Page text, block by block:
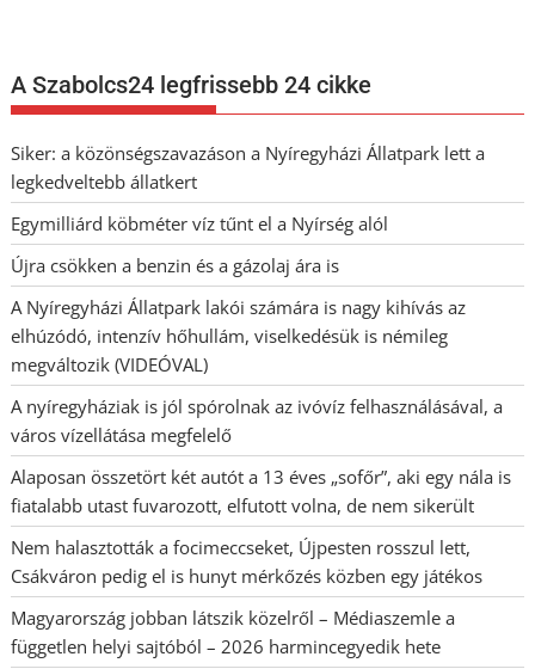
A Szabolcs24 legfrissebb 24 cikke
Siker: a közönségszavazáson a Nyíregyházi Állatpark lett a
legkedveltebb állatkert
Egymilliárd köbméter víz tűnt el a Nyírség alól
Újra csökken a benzin és a gázolaj ára is
A Nyíregyházi Állatpark lakói számára is nagy kihívás az
elhúzódó, intenzív hőhullám, viselkedésük is némileg
megváltozik (VIDEÓVAL)
A nyíregyháziak is jól spórolnak az ivóvíz felhasználásával, a
város vízellátása megfelelő
Alaposan összetört két autót a 13 éves „sofőr”, aki egy nála is
fiatalabb utast fuvarozott, elfutott volna, de nem sikerült
Nem halasztották a focimeccseket, Újpesten rosszul lett,
Csákváron pedig el is hunyt mérkőzés közben egy játékos
Magyarország jobban látszik közelről – Médiaszemle a
független helyi sajtóból – 2026 harmincegyedik hete